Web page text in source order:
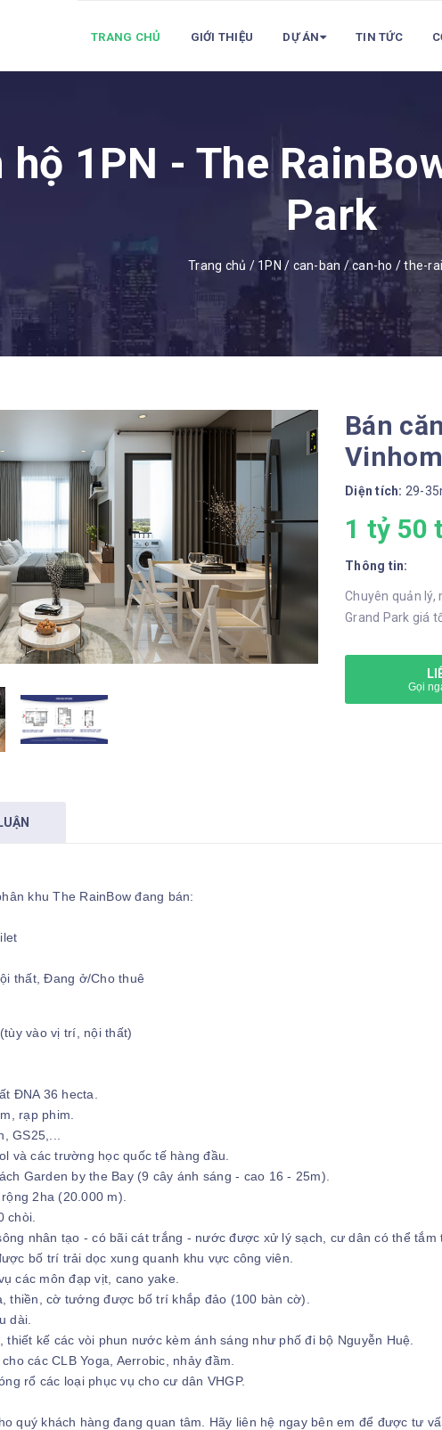
TRANG CHỦ GIỚI THIỆU DỰ ÁN TIN TỨC
hộ 1PN - The
Park
Trang chủ / 1PN / can-ban / can-ho / the-
Bán
Diện tích: 29-
1 tỷ 50
Thông tin:
Chuyên quản
Grand Park giá
Gọi
khu The RainBow đang bán:
thất, Đang ở/Cho thuê
vào vị trí, nội thất)
ĐNA 36 hecta.
rạp phim.
GS25,...
và các trường học quốc tế hàng đầu.
Garden by the Bay (9 cây ánh sáng - cao 16 - 25m).
2ha (20.000 m).
chòi.
nhân tạo - có bãi cát trắng - nước được xử lý sạch, cư dân có thể tắm
bố trí trải dọc xung quanh khu vực công viên.
các môn đạp vịt, cano yake.
thiền, cờ tướng được bố trí khắp đảo (100 bàn cờ).
dài.
kế các vòi phun nước kèm ánh sáng như phố đi bộ Nguyễn Huệ.
các CLB Yoga, Aerrobic, nhảy đầm.
rổ các loại phục vụ cho cư dân VHGP.
quý khách hàng đang quan tâm. Hãy liên hệ ngay bên em để được tư